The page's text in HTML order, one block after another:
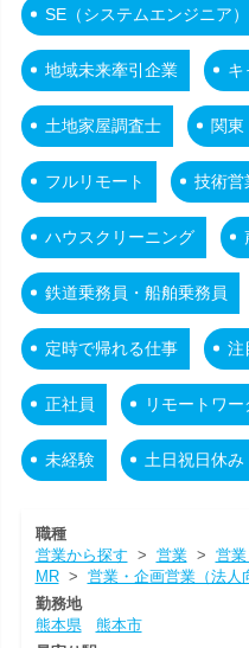
SE（システムエンジニア）
地域未来牽引企業 キ
土地家屋調査士 関東
フルリモート 技術営
ハウスクリーニング
鉄道乗務員・船舶乗務員
定時で帰れる仕事 注
正社員 リモートワ
未経験 土日祝日休み
職種
営業から探す > 営業> 営
MR> 営業・企画営業（法人
勤務地
熊本県
熊本市